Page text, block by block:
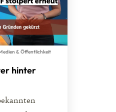
& Öffentlichkeit
hinter